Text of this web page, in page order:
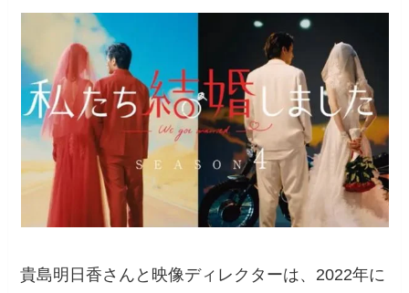
貴島明日香さんと映像ディレクターは、2022年に